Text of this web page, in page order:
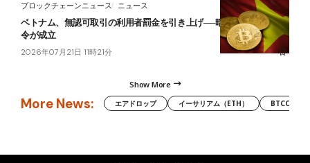
ブロックチェーンニュース ニュース
ベトナム、無認可取引の利用者罰金を引き上げ──暗号資産の制裁政
令が成立
2026年07月21日 11時21分
Show More
More News: エアドロップ イーサリアム（ETH） BTCC